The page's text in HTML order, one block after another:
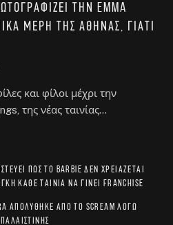
την Emma
μέρη της Αθήνας, γιατί
και φίλοι μέχρι την
της νέας ταινίας…
πως το Barbie δεν χρειάζεται
κάθε ταινία να γίνει franchise
απολύθηκε από το Scream λόγω